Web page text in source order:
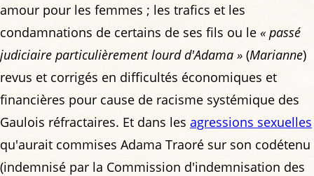
amour pour les femmes ; les trafics et les
condamnations de certains de ses fils ou le « passé
judiciaire particulièrement lourd d'Adama » (Marianne)
revus et corrigés en difficultés économiques et
financières pour cause de racisme systémique des
Gaulois réfractaires. Et dans les agressions sexuelles
qu'aurait commises Adama Traoré sur son codétenu
(indemnisé par la Commission d'indemnisation des